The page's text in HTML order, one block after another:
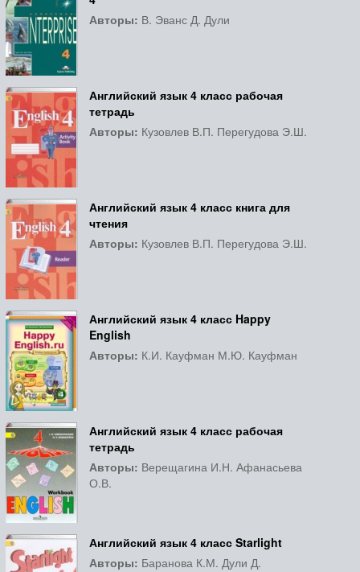
Авторы: В. Эванс Д. Дули
Английский язык 4 класс рабочая
тетрадь
Авторы: Кузовлев В.П. Перегудова Э.Ш.
Английский язык 4 класс книга для
чтения
Авторы: Кузовлев В.П. Перегудова Э.Ш.
Английский язык 4 класс Happy
English
Авторы: К.И. Кауфман М.Ю. Кауфман
Английский язык 4 класс рабочая
тетрадь
Авторы: Верещагина И.Н. Афанасьева
О.В.
Английский язык 4 класс Starlight
Авторы: Баранова К.М. Дули Д.